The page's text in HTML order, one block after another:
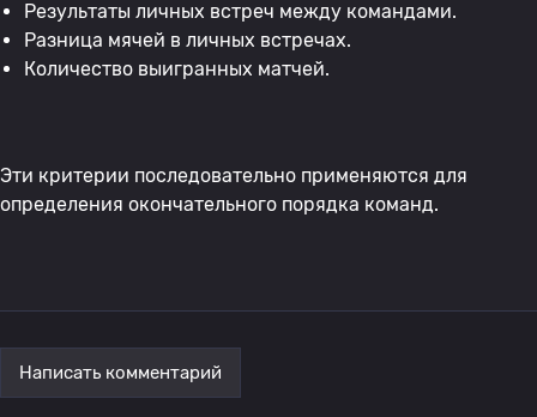
Результаты личных встреч между командами.
Разница мячей в личных встречах.
Количество выигранных матчей.
Эти критерии последовательно применяются для
определения окончательного порядка команд.
Написать комментарий